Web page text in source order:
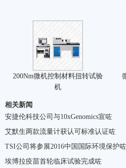
200Nm微机控制材料扭转试验
机
相关新闻
安捷伦科技公司与10xGenomics宣咗
艾默生两款流量计获认可标准认证咗
TSI公司将参展2016中国国际环境保护咗
埃博拉疫苗首轮临床试验完成咗